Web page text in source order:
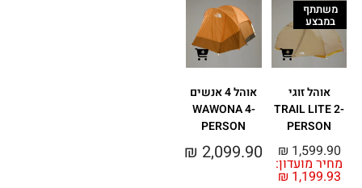
משתתף
במבצע
אוהל זוגי
TRAIL LITE 2-
PERSON
מחיר מועדון:
₪ 1,199.93
₪ 1,599.90
אוהל 4 אנשים
WAWONA 4-
PERSON
₪ 2,099.90